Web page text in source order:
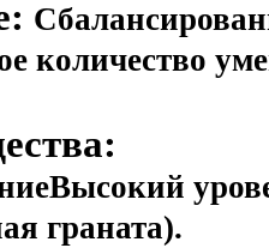
количество
Высокий
граната).